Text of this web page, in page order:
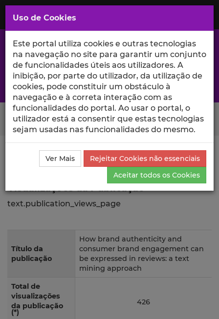
Saltar
para
Conteúdo
Principal
A excelência da investigação e ciência no Iscte
Search Button
Ciência_Iscte Publicações
Descrição Detalhada da
Publicação
Visualizações
text.publication_views_page
Título da
publicação
How brand authenticity and
consumer brand engagement can
be expressed in reviews: a text
mining approach
Total de
visualizações
da publicação
(*)
426
Uso de Cookies
Este portal utiliza cookies e outras tecnologias
na navegação no site para garantir um conjunto
de funcionalidades úteis aos utilizadores. A
inibição, por parte do utilizador, da utilização de
cookies, pode constituir um obstáculo à
navegação e à correta interação com as
funcionalidades do portal. Ao usar o portal, o
utilizador está a consentir que estas tecnologias
sejam usadas nas funcionalidades do mesmo.
Ver Mais
Rejeitar Cookies não essenciais
Aceitar todos os Cookies